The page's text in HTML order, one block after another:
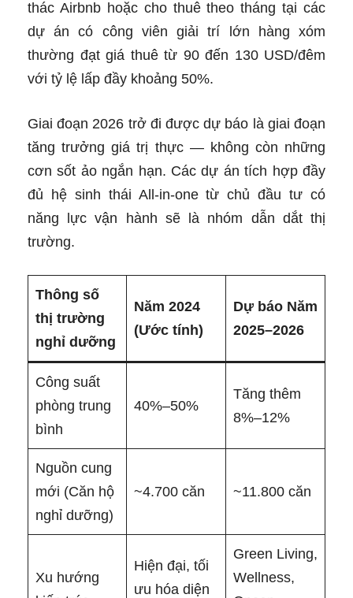
thác Airbnb hoặc cho thuê theo tháng tại các
dự án có công viên giải trí lớn hàng xóm
thường đạt giá thuê từ 90 đến 130 USD/đêm
với tỷ lệ lấp đầy khoảng 50%.
Giai đoạn 2026 trở đi được dự báo là giai đoạn
tăng trưởng giá trị thực — không còn những
cơn sốt ảo ngắn hạn. Các dự án tích hợp đầy
đủ hệ sinh thái All-in-one từ chủ đầu tư có
năng lực vận hành sẽ là nhóm dẫn dắt thị
trường.
Thông số
thị trường
nghỉ dưỡng
Năm 2024
(Ước tính)
Dự báo Năm
2025–2026
Công suất
phòng trung
bình
40%–50%
Tăng thêm
8%–12%
Nguồn cung
mới (Căn hộ
nghỉ dưỡng)
~4.700 căn ~11.800 căn
Xu hướng
Hiện đại, tối
ưu hóa diện
Green Living,
Wellness,